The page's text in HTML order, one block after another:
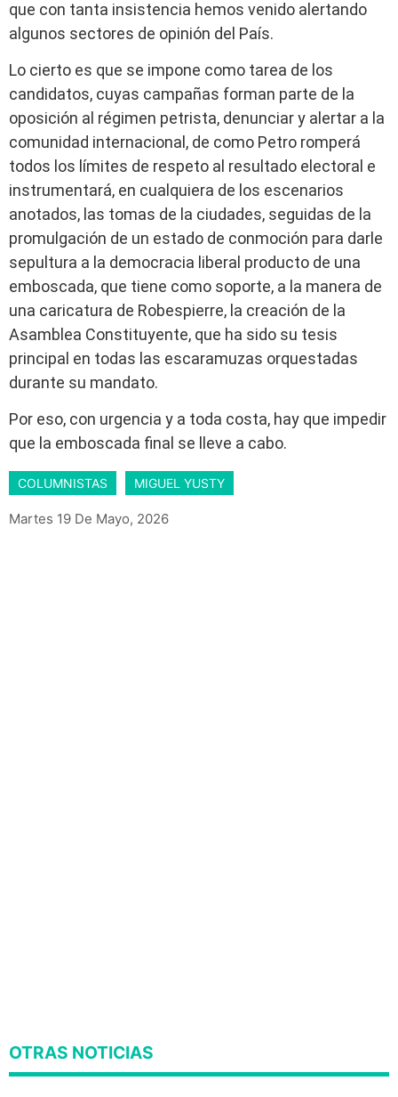
que con tanta insistencia hemos venido alertando
algunos sectores de opinión del País.
Lo cierto es que se impone como tarea de los
candidatos, cuyas campañas forman parte de la
oposición al régimen petrista, denunciar y alertar a la
comunidad internacional, de como Petro romperá
todos los límites de respeto al resultado electoral e
instrumentará, en cualquiera de los escenarios
anotados, las tomas de la ciudades, seguidas de la
promulgación de un estado de conmoción para darle
sepultura a la democracia liberal producto de una
emboscada, que tiene como soporte, a la manera de
una caricatura de Robespierre, la creación de la
Asamblea Constituyente, que ha sido su tesis
principal en todas las escaramuzas orquestadas
durante su mandato.
Por eso, con urgencia y a toda costa, hay que impedir
que la emboscada final se lleve a cabo.
COLUMNISTAS MIGUEL YUSTY
Martes 19 De Mayo, 2026
OTRAS NOTICIAS